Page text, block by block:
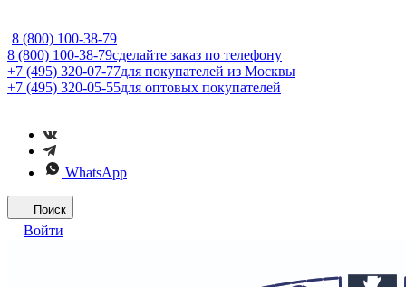
8 (800) 100-38-79
8 (800) 100-38-79сделайте заказ по телефону
+7 (495) 320-07-77для покупателей из Москвы
+7 (495) 320-05-55для оптовых покупателей
WhatsApp
Поиск
Войти